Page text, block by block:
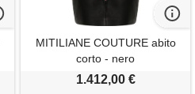
MITILIANE COUTURE abito
corto - nero
1.412,00 €